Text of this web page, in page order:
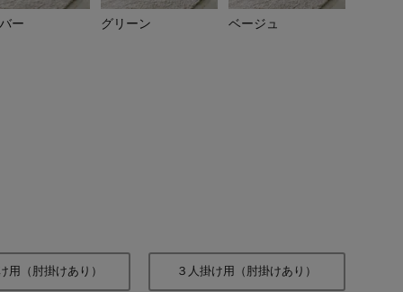
ー グリーン ベージュ
用（肘掛けあり） ３人掛け用（肘掛けあり）